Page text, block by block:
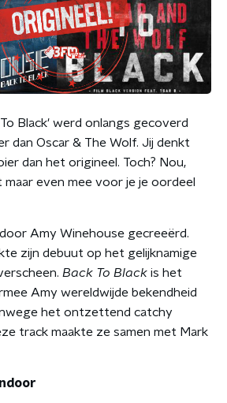
Black' werd onlangs gecoverd
dan Oscar & The Wolf. Jij denkt
dan het origineel. Toch? Nou,
maar even mee voor je je oordeel
Amy Winehouse gecreeërd.
zijn debuut op het gelijknamige
Back To Black is het
Amy wereldwijde bekendheid
het ontzettend catchy
track maakte ze samen met Mark